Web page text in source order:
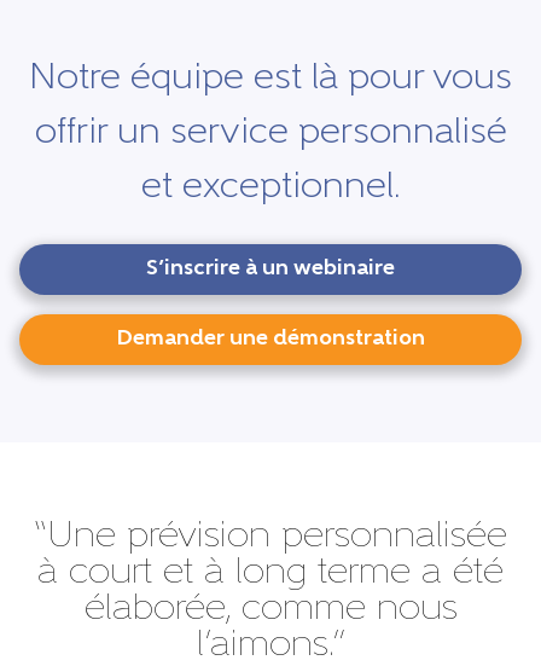
Notre équipe est là pour vous
offrir un service personnalisé
et exceptionnel.
S’inscrire à un webinaire
Demander une démonstration
“Une prévision personnalisée
à court et à long terme a été
élaborée, comme nous
l’aimons.”